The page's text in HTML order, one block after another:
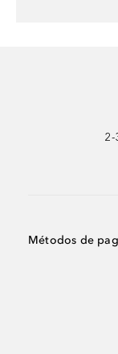
2-
Métodos de